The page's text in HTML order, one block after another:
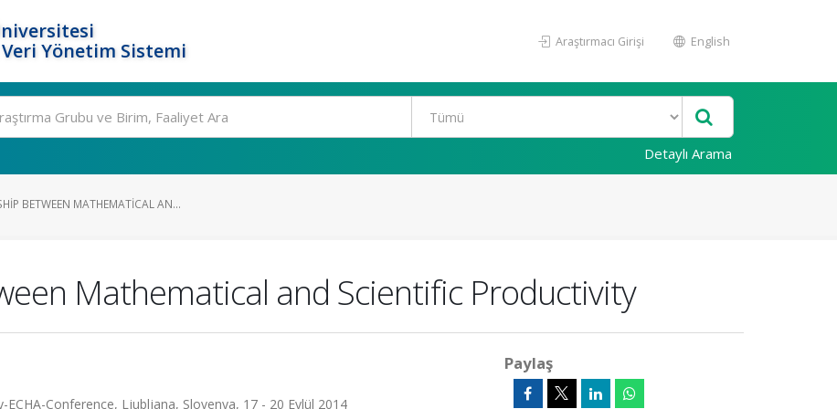
Yönetim Sistemi
Araştırmacı Girişi English
Detaylı Arama
BETWEEN MATHEMATICAL AN...
Mathematical and Scientific Productivity
Conference, Ljubljana, Slovenya, 17 - 20 Eylül 2014
Paylaş